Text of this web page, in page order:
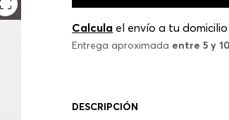
Calcula el envío a tu domicilio
Entrega aproximada entre 5 y
DESCRIPCIÓN